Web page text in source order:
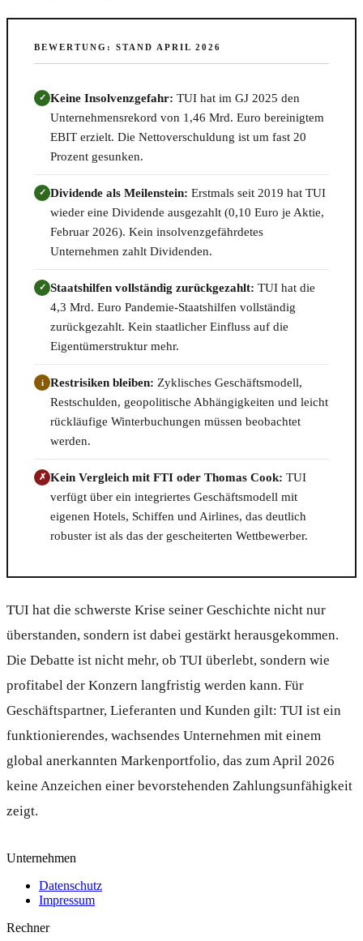
BEWERTUNG: STAND APRIL 2026
✓ Keine Insolvenzgefahr: TUI hat im GJ 2025 den
Unternehmensrekord von 1,46 Mrd. Euro bereinigtem
EBIT erzielt. Die Nettoverschuldung ist um fast 20
Prozent gesunken.
✓ Dividende als Meilenstein: Erstmals seit 2019 hat TUI
wieder eine Dividende ausgezahlt (0,10 Euro je Aktie,
Februar 2026). Kein insolvenzgefährdetes
Unternehmen zahlt Dividenden.
✓ Staatshilfen vollständig zurückgezahlt: TUI hat die
4,3 Mrd. Euro Pandemie-Staatshilfen vollständig
zurückgezahlt. Kein staatlicher Einfluss auf die
Eigentümerstruktur mehr.
i Restrisiken bleiben: Zyklisches Geschäftsmodell,
Restschulden, geopolitische Abhängigkeiten und leicht
rückläufige Winterbuchungen müssen beobachtet
werden.
✗ Kein Vergleich mit FTI oder Thomas Cook: TUI
verfügt über ein integriertes Geschäftsmodell mit
eigenen Hotels, Schiffen und Airlines, das deutlich
robuster ist als das der gescheiterten Wettbewerber.
TUI hat die schwerste Krise seiner Geschichte nicht nur
überstanden, sondern ist dabei gestärkt herausgekommen.
Die Debatte ist nicht mehr, ob TUI überlebt, sondern wie
profitabel der Konzern langfristig werden kann. Für
Geschäftspartner, Lieferanten und Kunden gilt: TUI ist ein
funktionierendes, wachsendes Unternehmen mit einem
global anerkannten Markenportfolio, das zum April 2026
keine Anzeichen einer bevorstehenden Zahlungsunfähigkeit
zeigt.
Unternehmen
Datenschutz
Impressum
Rechner